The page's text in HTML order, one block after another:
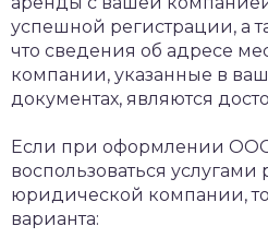
успешной регистрации, а
что сведения об адресе
компании, указанные в
документах, являются
Если при оформлении
воспользоваться
юридической компании, то
варианта: